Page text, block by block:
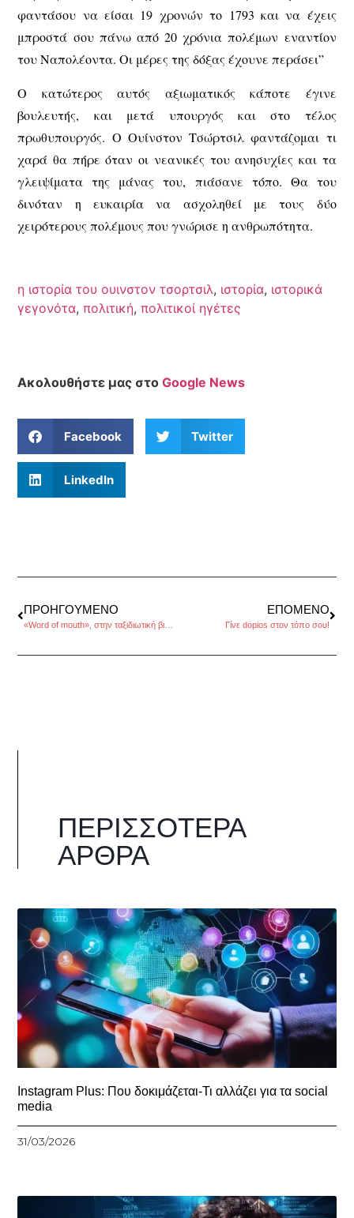
φαντάσου να είσαι 19 χρονών το 1793 και να έχεις
μπροστά σου πάνω από 20 χρόνια πολέμων εναντίον
του Ναπολέοντα. Οι μέρες της δόξας έχουνε περάσει”
Ο κατώτερος αυτός αξιωματικός κάποτε έγινε
βουλευτής, και μετά υπουργός και στο τέλος
πρωθυπουργός. Ο Ουίνστον Τσώρτσιλ φαντάζομαι τι
χαρά θα πήρε όταν οι νεανικές του ανησυχίες και τα
γλειψίματα της μάνας του, πιάσανε τόπο. Θα του
δινόταν η ευκαιρία να ασχοληθεί με τους δύο
χειρότερους πολέμους που γνώρισε η ανθρωπότητα.
η ιστορία του ουινστον τσορτσιλ, ιστορία, ιστορικά
γεγονότα,πολιτική,πολιτικοί ηγέτες
Ακολουθήστε μας στοGoogle News
Facebook Twitter
LinkedIn
ΠΡΟΗΓΟΎΜΕΝΟ ΕΠΌΜΕΝΟ
Γίνε dopios στον τόπο σου!
ΠΕΡΙΣΣΌΤΕΡΑ
ΆΡΘΡΑ
Instagram Plus: Που δοκιμάζεται-Τι αλλάζει για τα social
media
31/03/2026